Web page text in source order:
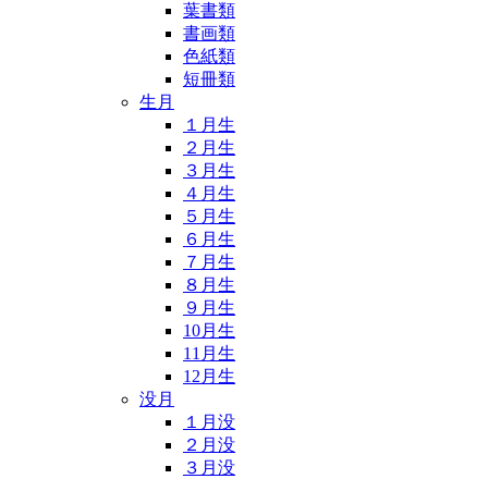
葉書類
書画類
色紙類
短冊類
生月
１月生
２月生
３月生
４月生
５月生
６月生
７月生
８月生
９月生
10月生
11月生
12月生
没月
１月没
２月没
３月没